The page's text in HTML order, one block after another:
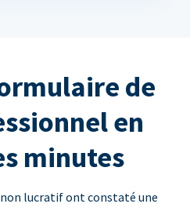
de
en
minutes
lucratif ont constaté une